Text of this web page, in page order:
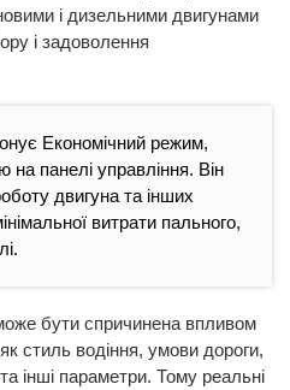
і дизельними двигунами
і задоволення
Економічний режим,
на панелі управління. Він
двигуна та інших
витрати пального,
бути спричинена впливом
стиль водіння, умови дороги,
інші параметри. Тому реальні